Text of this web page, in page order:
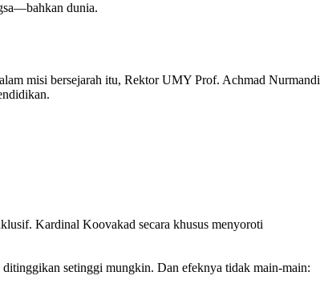
dunia.
misi bersejarah itu, Rektor UMY Prof. Achmad Nurmandi
Kardinal Koovakad secara khusus menyoroti
ditinggikan setinggi mungkin. Dan efeknya tidak main-main: